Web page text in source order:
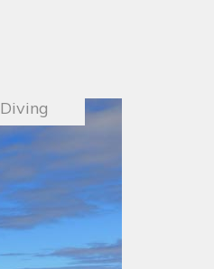
Diving